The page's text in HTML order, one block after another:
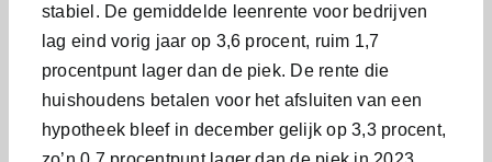
stabiel. De gemiddelde leenrente voor bedrijven
lag eind vorig jaar op 3,6 procent, ruim 1,7
procentpunt lager dan de piek. De rente die
huishoudens betalen voor het afsluiten van een
hypotheek bleef in december gelijk op 3,3 procent,